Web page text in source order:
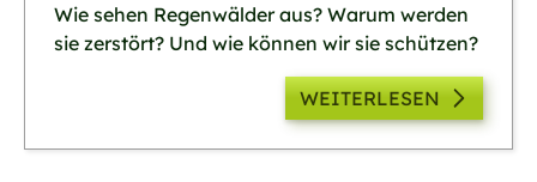
Wie sehen Regenwälder aus? Warum werden
sie zerstört? Und wie können wir sie schützen?
WEITERLESEN